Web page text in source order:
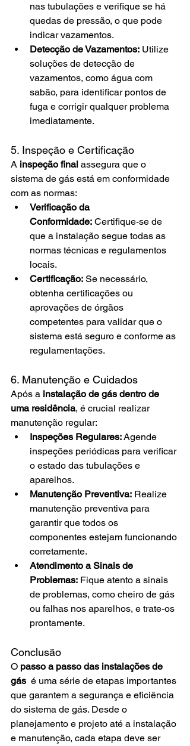
nas tubulações e verifique se há
quedas de pressão, o que pode
indicar vazamentos.
Detecção de Vazamentos: Utilize
soluções de detecção de
vazamentos, como água com
sabão, para identificar pontos de
fuga e corrigir qualquer problema
imediatamente.
5. Inspeção e Certificação
A inspeção final assegura que o
sistema de gás está em conformidade
com as normas:
Verificação da
Conformidade: Certifique-se de
que a instalação segue todas as
normas técnicas e regulamentos
locais.
Certificação: Se necessário,
obtenha certificações ou
aprovações de órgãos
competentes para validar que o
sistema está seguro e conforme as
regulamentações.
6. Manutenção e Cuidados
Após a instalação de gás dentro de
uma residência, é crucial realizar
manutenção regular:
Inspeções Regulares: Agende
inspeções periódicas para verificar
o estado das tubulações e
aparelhos.
Manutenção Preventiva: Realize
manutenção preventiva para
garantir que todos os
componentes estejam funcionando
corretamente.
Atendimento a Sinais de
Problemas: Fique atento a sinais
de problemas, como cheiro de gás
ou falhas nos aparelhos, e trate-os
prontamente.
Conclusão
O passo a passo das instalações de
gás é uma série de etapas importantes
que garantem a segurança e eficiência
do sistema de gás. Desde o
planejamento e projeto até a instalação
e manutenção, cada etapa deve ser